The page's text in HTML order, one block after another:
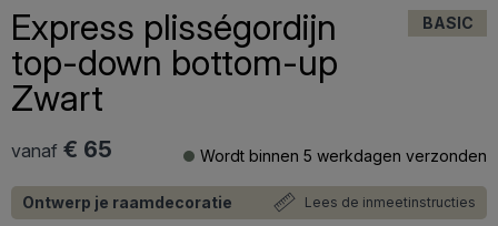
Express plisségordijn
top-down bottom-up
Zwart
BASIC
vanaf € 65 Wordt binnen 5 werkdagen verzonden
Ontwerp je raamdecoratie Lees de inmeetinstructies